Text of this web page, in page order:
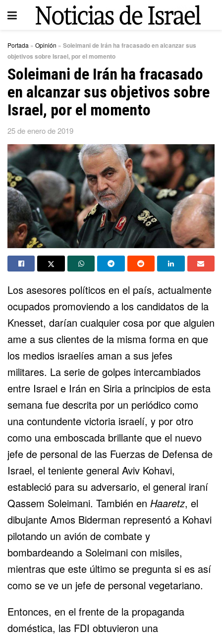
Portada » Opinión » Soleimani de Irán ha fracasado en alcanzar sus
objetivos sobre Israel, por el momento
Soleimani de Irán ha fracasado
en alcanzar sus objetivos sobre
Israel, por el momento
25 de enero de 2019
Los asesores políticos en el país, actualmente
ocupados promoviendo a los candidatos de la
Knesset, darían cualquier cosa por que alguien
ame a sus clientes de la misma forma en que
los medios israelíes aman a sus jefes
militares. La serie de golpes intercambiados
entre Israel e Irán en Siria a principios de esta
semana fue descrita por un periódico como
una contundente victoria israelí, y por otro
como una emboscada brillante que el nuevo
jefe de personal de las Fuerzas de Defensa de
Israel, el teniente general Aviv Kohavi,
estableció para su adversario, el general iraní
Qassem Soleimani. También en Haaretz, el
dibujante Amos Biderman representó a Kohavi
pilotando un avión de combate y
bombardeando a Soleimani con misiles,
mientras que este último se pregunta si es así
como se ve un jefe de personal vegetariano.
Entonces, en el frente de la propaganda
doméstica, las FDI obtuvieron una